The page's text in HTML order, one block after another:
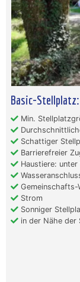
Basic-Stellplatz:
Min.
Schattiger
Barrierefreier
Haustiere:
Gemeinschafts-
Strom
Sonniger
in der Nähe der